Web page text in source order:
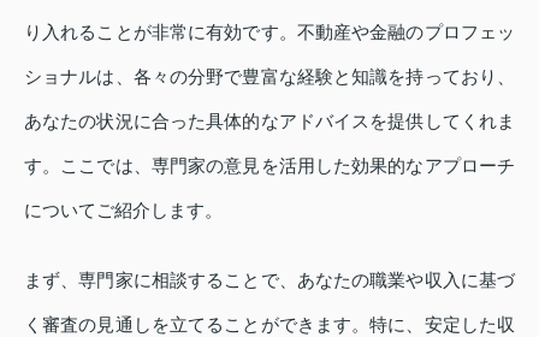
り入れることが非常に有効です。不動産や金融のプロフェッ
ショナルは、各々の分野で豊富な経験と知識を持っており、
あなたの状況に合った具体的なアドバイスを提供してくれま
す。ここでは、専門家の意見を活用した効果的なアプローチ
についてご紹介します。
まず、専門家に相談することで、あなたの職業や収入に基づ
く審査の見通しを立てることができます。特に、安定した収